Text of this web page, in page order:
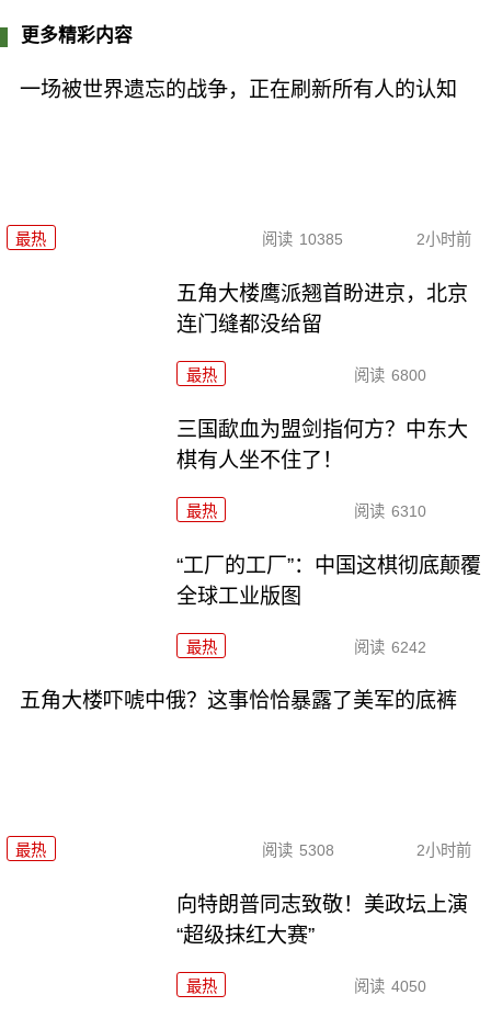
更多精彩内容
一场被世界遗忘的战争，正在刷新所有人的认知
最热 阅读 10385 2小时前
五角大楼鹰派翘首盼进京，北京
连门缝都没给留
最热 阅读 6800
三国歃血为盟剑指何方？中东大
棋有人坐不住了！
最热 阅读 6310
“工厂的工厂”：中国这棋彻底颠覆
全球工业版图
最热 阅读 6242
五角大楼吓唬中俄？这事恰恰暴露了美军的底裤
最热 阅读 5308 2小时前
向特朗普同志致敬！美政坛上演
“超级抹红大赛”
最热 阅读 4050